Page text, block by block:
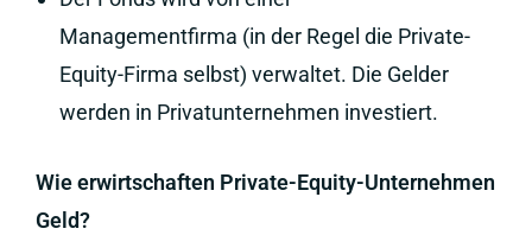
Managementfirma (in der Regel die Private-
Equity-Firma selbst) verwaltet. Die Gelder
werden in Privatunternehmen investiert.
Wie erwirtschaften Private-Equity-Unternehmen
Geld?